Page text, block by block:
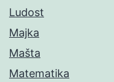
Ludost
Majka
Mašta
Matematika